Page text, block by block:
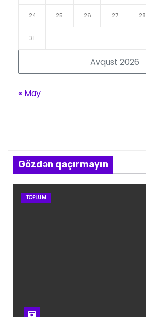
Avqust 2026
24 25 26 27 28
31
« May
Gözdən qaçırmayın
TOPLUM